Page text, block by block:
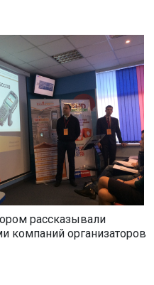
рассказывали
компаний организаторов